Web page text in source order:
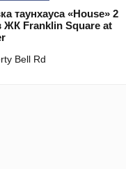
таунхауса «House» 2
ЖК Franklin Square at
Bell Rd